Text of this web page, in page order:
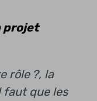
projet
rôle ?, la
faut que les